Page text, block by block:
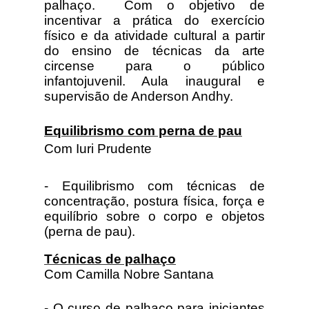
palhaço. Com o objetivo de
incentivar a prática do exercício
físico e da atividade cultural a partir
do ensino de técnicas da arte
circense para o público
infantojuvenil. Aula inaugural e
supervisão de Anderson Andhy.
Equilibrismo com perna de pau
Com Iuri Prudente
- Equilibrismo com técnicas de
concentração, postura física, força e
equilíbrio sobre o corpo e objetos
(perna de pau).
Técnicas de palhaço
Com Camilla Nobre Santana